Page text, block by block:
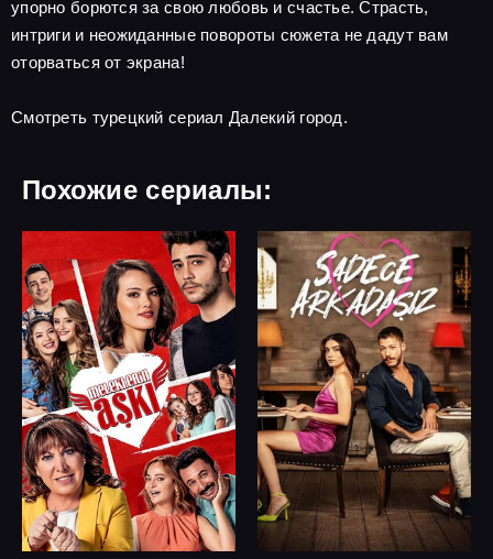
упорно борются за свою любовь и счастье. Страсть,
интриги и неожиданные повороты сюжета не дадут вам
оторваться от экрана!
Смотреть турецкий сериал Далекий город.
Похожие сериалы: